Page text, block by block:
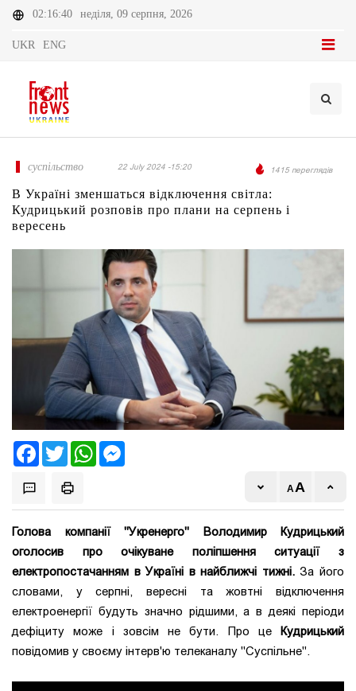
02:16:40 неділя, 09 серпня, 2026
UKR ENG
суспільство 22 July 2024 -15:20 1415 переглядів
В Україні зменшаться відключення світла:
Кудрицький розповів про плани на серпень і
вересень
FacebookTwitter WhatsApp
Голова компанії "Укренерго" Володимир Кудрицький
оголосив про очікуване поліпшення ситуації з
електропостачанням в Україні в найближчі тижні. За його
словами, у серпні, вересні та жовтні відключення
електроенергії будуть значно рідшими, а в деякі періоди
дефіциту може і зовсім не бути. Про це Кудрицький
повідомив у своєму інтерв'ю телеканалу "Суспільне".